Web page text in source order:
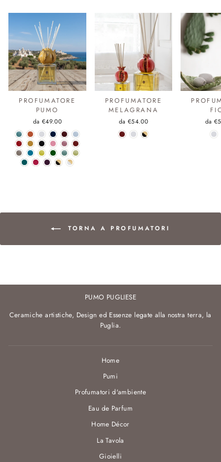
PROFUMATORE
PUMO
da €49.00
PROFUMATORE
MELAGRANA
da €54.00 da
TORNA A PROFUMATORI
PUMO PUGLIESE
Ceramiche artistiche, Design ed Essenze legate alla nostra terra, la
Puglia.
Home
Pumi
Profumatori d'ambiente
Eau de Parfum
Home Décor
La Tavola
Gioielli